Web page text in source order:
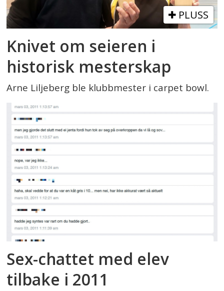
PLUSS
Knivet om seieren i
historisk mesterskap
Arne Liljeberg ble klubbmester i carpet bowl.
Sex-chattet med elev
tilbake i 2011